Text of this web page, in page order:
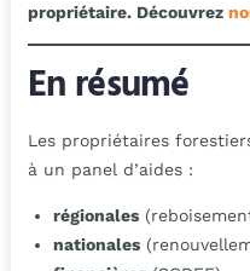
propriétaire. Découvrez
En résumé
Les propriétaires
à un panel d’aides :
régionales
nationales